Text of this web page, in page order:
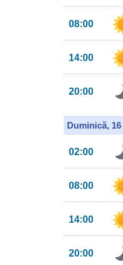
08:00
14:00
20:00
Duminică,
02:00
08:00
14:00
20:00